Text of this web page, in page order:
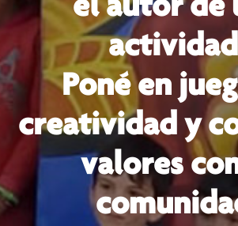
Poné en
creatividad y
valores